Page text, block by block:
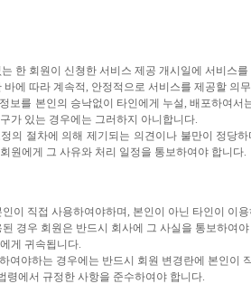
한 회원이 신쳥한 서비스 제공 개시일에 서비스
바에 따라 계속적, 안정적으로 서비스를 제공할 의
보를 본인의 승낙없이 타인에게 누설, 배포하여
가 있는 경우에는 그러하지 아니합니다.
의 절차에 의해 제기되는 의견이나 불만이 정당
원에게 그 사유와 처리 일정을 통보하여야 합니다.
이 직접 사용하여야하며, 본인이 아닌 타인이 이
경우 회원은 반드시 회사에 그 사실을 통보하여
게 귀속됩니다.
여야하는 경우에는 반드시 회원 변경란에 본인이
령에서 규정한 사항을 준수하여야 합니다.